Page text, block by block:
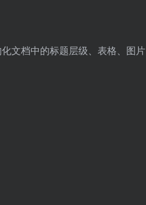
文档中的标题层级、表格、图